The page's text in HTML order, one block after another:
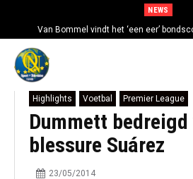
NEWS
Van Bommel vindt het ‘een eer’
Highlights Voetbal Premier League
Dummett bedreigd
blessure Suárez
23/05/2014